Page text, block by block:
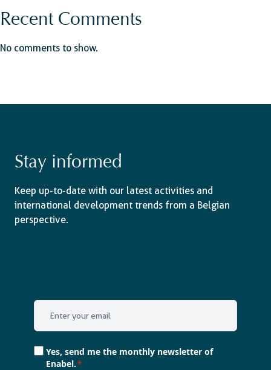
Recent Comments
No comments to show.
Stay informed
Keep up-to-date with our latest activities and
international development trends from a Belgian
perspective.
Email
Consent
Yes, send me the monthly newsletter of
Enabel.*